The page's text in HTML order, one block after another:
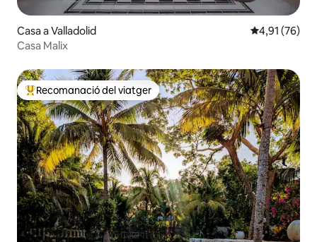
Casa a Valladolid 4,91 de
4,91 (76)
Casa Malix
Principals recomanacions dels viatgers
Recomanació del viatger